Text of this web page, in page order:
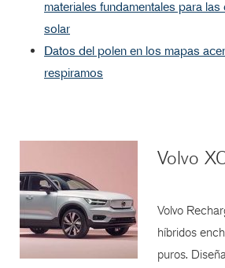
materiales fundamentales para
solar
Datos del polen en los mapas
respiramos
Volvo
Volvo
híbridos
puros.